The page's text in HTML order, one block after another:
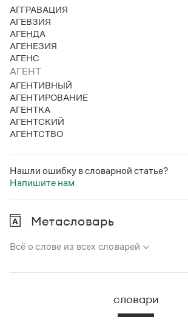
АГГРАВАЦИЯ
АГЕВЗИЯ
АГЕНДА
АГЕНЕЗИЯ
АГЕНС
АГЕНТ
АГЕНТИВНЫЙ
АГЕНТИРОВАНИЕ
АГЕНТКА
АГЕНТСКИЙ
АГЕНТСТВО
Нашли ошибку в словарной статье?
Напишите нам
Метасловарь
Всё о слове из всех словарей
В метасловаре Грамоты в удобном виде
Русский орфографический словарь
словари